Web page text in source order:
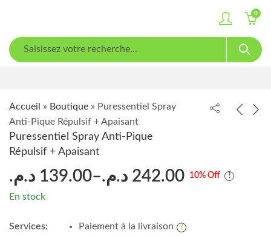
0
Accueil » Boutique » Puressentiel Spray
Anti-Pique Répulsif + Apaisant
Puressentiel Spray Anti-Pique
Répulsif + Apaisant
139.00 د.م. – 242.00 د.م. 10% Off
En stock
Services:
Paiement à la livraison